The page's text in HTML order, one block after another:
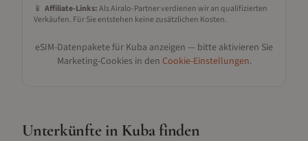
📱 Affiliate-Links:Als Airalo-Partner verdienen wir an qualifizierten
Verkäufen. Für Sie entstehen keine zusätzlichen Kosten.
eSIM-Datenpakete für Kuba anzeigen — bitte aktivieren Sie
Marketing-Cookies in den Cookie-Einstellungen.
Unterkünfte in Kubafinden